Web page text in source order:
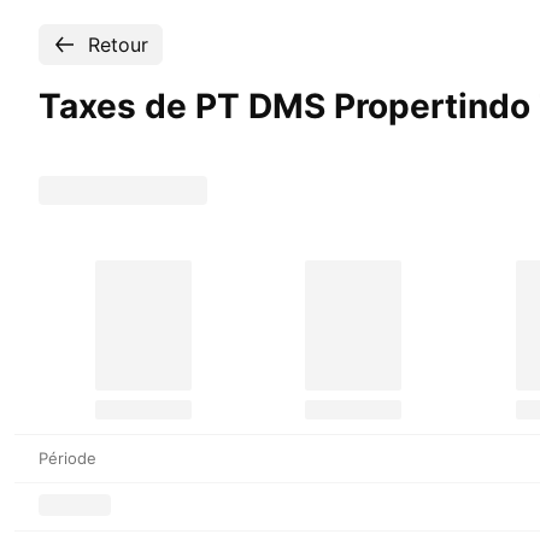
Retour
Taxes de PT DMS Propertindo
Période